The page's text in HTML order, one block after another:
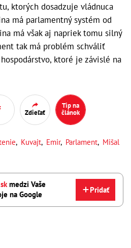
ktorých dosadzuje vládnuca
má parlamentný systém od
má však aj napriek tomu silný
tak má problém schváliť
ktoré je závislé na
Zdieľať
Tip na
článok
, Kuvajt, Emir, Parlament, Mišal
medzi Vaše
na Google
Pridať